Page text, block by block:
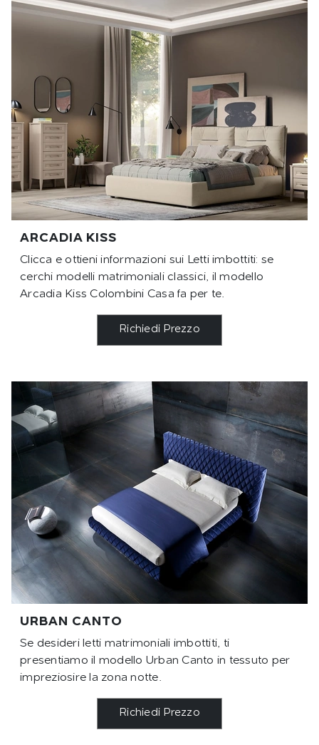
ARCADIA KISS
Clicca e ottieni informazioni sui Letti imbottiti: se
cerchi modelli matrimoniali classici, il modello
Arcadia Kiss Colombini Casa fa per te.
Richiedi Prezzo
URBAN CANTO
Se desideri letti matrimoniali imbottiti, ti
presentiamo il modello Urban Canto in tessuto per
impreziosire la zona notte.
Richiedi Prezzo